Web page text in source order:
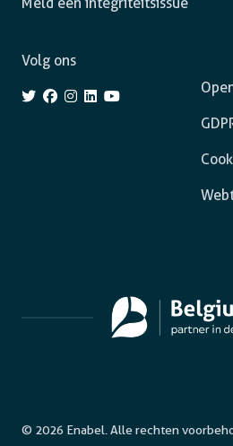
Volg ons
© 2026 Enabel. Alle rechten